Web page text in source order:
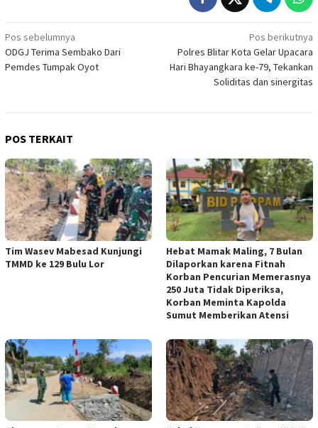
Navigasi
pos
Pos sebelumnya
ODGJ Terima Sembako Dari
Pemdes Tumpak Oyot
Pos berikutnya
Polres Blitar Kota Gelar Upacara
Hari Bhayangkara ke-79, Tekankan
Soliditas dan sinergitas
POS TERKAIT
Tim Wasev Mabesad Kunjungi
TMMD ke 129 Bulu Lor
Hebat Mamak Maling, 7 Bulan
Dilaporkan karena Fitnah
Korban Pencurian Memerasnya
250 Juta Tidak Diperiksa,
Korban Meminta Kapolda
Sumut Memberikan Atensi